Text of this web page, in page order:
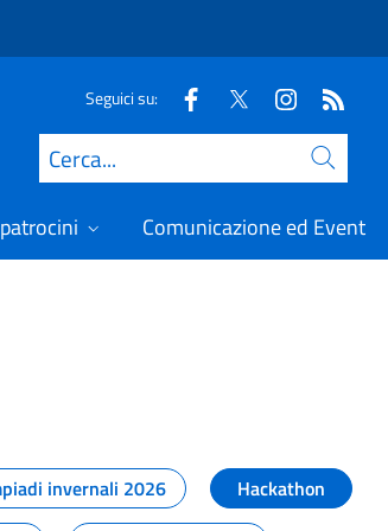
Seguici su:
Cerca
Comunicazione ed Eventi
invernali 2026
Hackathon